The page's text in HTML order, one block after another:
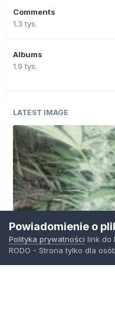
Comments
1.3 tys.
Albums
1.9 tys.
LATEST IMAGE
Powiadomienie o
Polityka prywatności link do
RODO - Strona tylko dla